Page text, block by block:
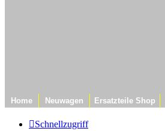
Home Neuwagen Ersatzteile Shop
Schnellzugriff